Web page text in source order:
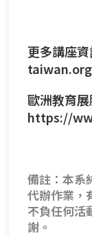
更多講座
歐洲教育
https://
備註：本系
代辦作業，
不負任何活
謝。